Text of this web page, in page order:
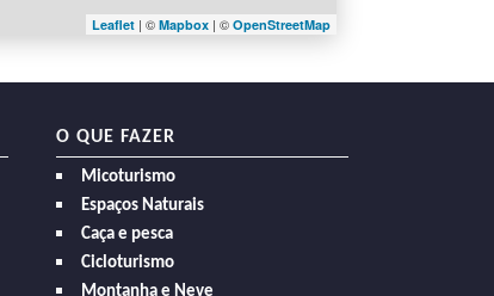
Leaflet | © Mapbox | © OpenStreetMap
O QUE FAZER
Micoturismo
Espaços Naturais
Caça e pesca
Cicloturismo
Montanha e Neve